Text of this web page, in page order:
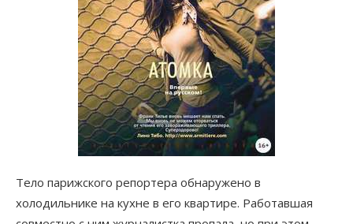
Тело парижского репортера обнаружено в
холодильнике на кухне в его квартире. Работавшая